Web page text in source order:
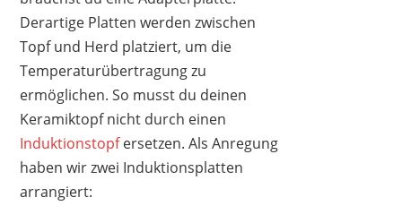
REDCHEF
129,99 €79,97 €
10
Derartige Platten werden zwischen
Topf und Herd platziert, um die
Temperaturübertragung zu
ermöglichen. So musst du deinen
Keramiktopf nicht durch einen
Induktionstopfersetzen. Als Anregung
haben wir zwei Induktionsplatten
arrangiert: